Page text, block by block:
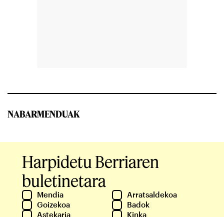
NABARMENDUAK
Harpidetu Berriaren
buletinetara
Mendia
Arratsaldekoa
Goizekoa
Badok
Astekaria
Kinka